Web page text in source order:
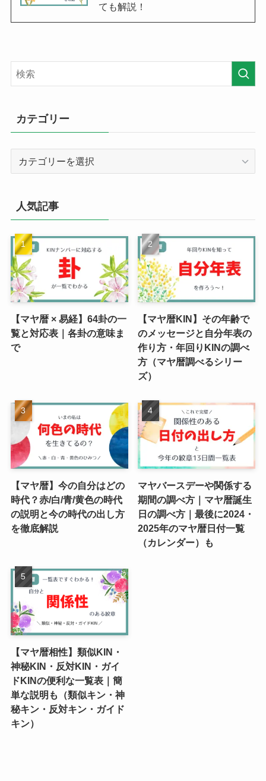
ても解説！
カテゴリー
ー
人気記事
【マヤ暦 × 易経】64卦の一
覧と対応表｜各卦の意味ま
で
【マヤ暦KIN】その年齢で
のメッセージと自分年表の
作り方・年回りKINの調べ
方（マヤ暦調べるシリー
ズ）
【マヤ暦】今の自分はどの
時代？赤/白/青/黄色の時代
の説明と今の時代の出し方
を徹底解説
マヤバースデーや関係する
期間の調べ方｜マヤ暦誕生
日の調べ方｜最後に2024・
2025年のマヤ暦日付一覧
（カレンダー）も
【マヤ暦相性】類似KIN・
神秘KIN・反対KIN・ガイ
ドKINの便利な一覧表｜簡
単な説明も（類似キン・神
秘キン・反対キン・ガイド
キン）